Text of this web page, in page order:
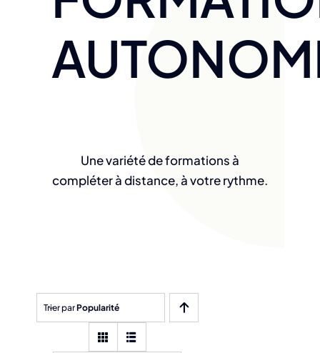
Une variété de formations à
compléter à distance, à votre rythme.
Trier parPopularité